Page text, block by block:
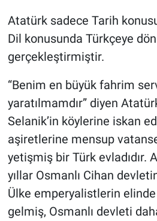
Atatürk sadece Tarih
Dil konusunda Türkçeye
gerçekleştirmiştir.
“Benim en büyük fahrim
yaratılmamdır” diyen
Selanik’in köylerine iskan
aşiretlerine mensup
yetişmiş bir Türk evladıdır.
yıllar Osmanlı Cihan
Ülke emperyalistlerin
gelmiş, Osmanlı devleti